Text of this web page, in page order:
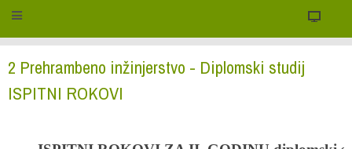
2 Prehrambeno inžinjerstvo - Diplomski studij
ISPITNI ROKOVI